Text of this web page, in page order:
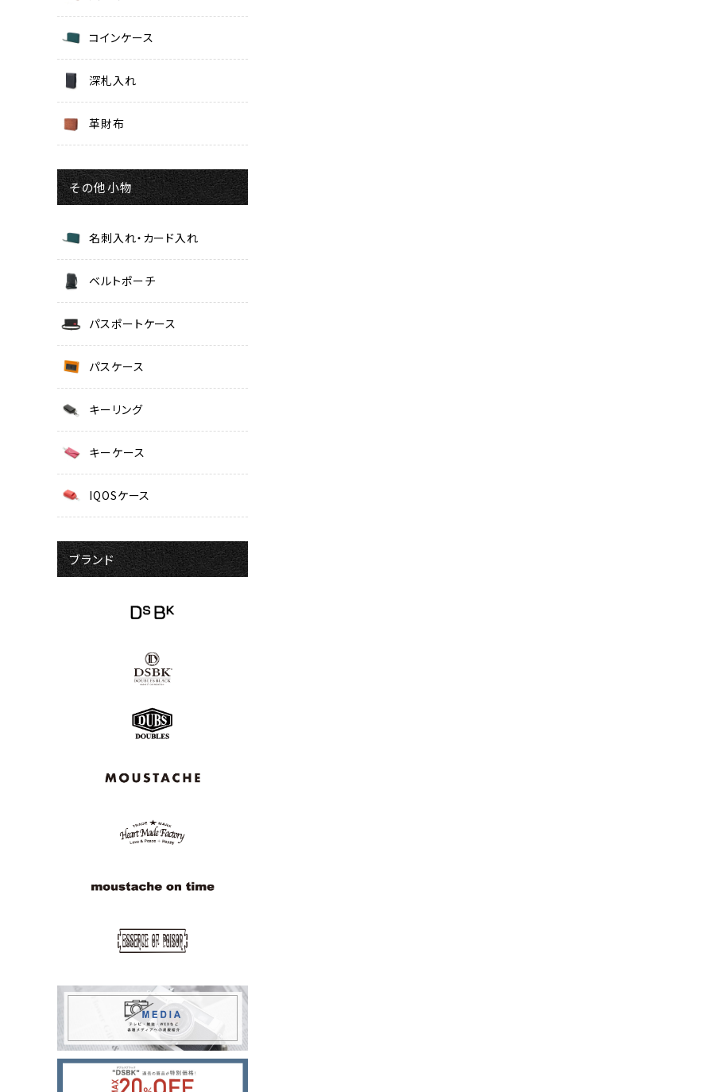
コインケース
深札入れ
革財布
その他小物
名刺入れ・カード入れ
ベルトポーチ
パスポートケース
パスケース
キーリング
キーケース
IQOSケース
ブランド